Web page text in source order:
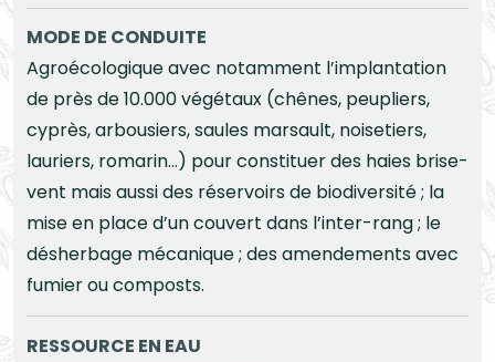
MODE DE CONDUITE
Agroécologique avec notamment l’implantation
de près de 10.000 végétaux (chênes, peupliers,
cyprès, arbousiers, saules marsault, noisetiers,
lauriers, romarin...) pour constituer des haies brise-
vent mais aussi des réservoirs de biodiversité ; la
mise en place d’un couvert dans l’inter-rang ; le
désherbage mécanique ; des amendements avec
fumier ou composts.
RESSOURCE EN EAU